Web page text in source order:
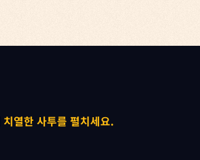
열한 사투를 펼치세요.